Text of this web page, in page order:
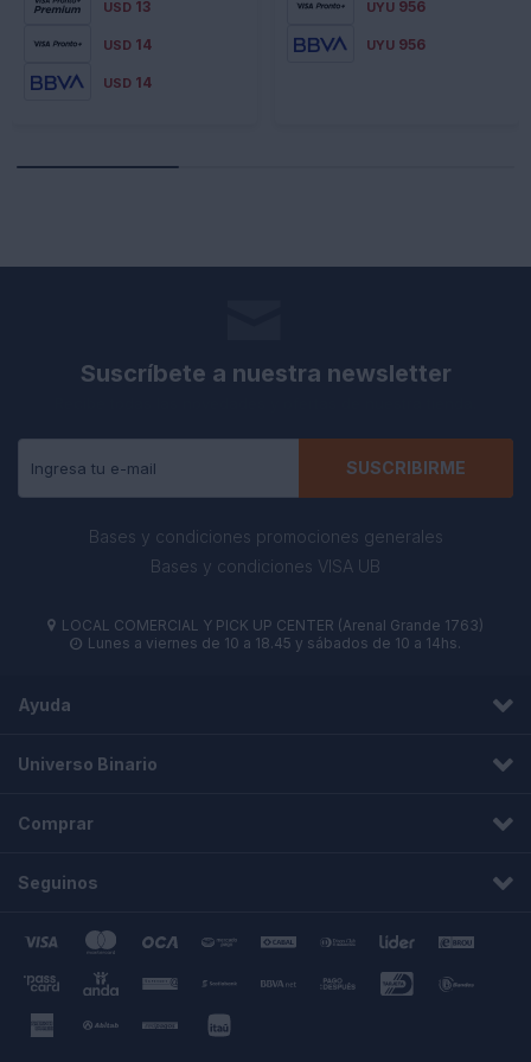
USD 13
USD 14
USD 14
UYU 956
UYU 956
Suscríbete a nuestra newsletter
SUSCRIBIRME
Bases y condiciones promociones generales
Bases y condiciones VISA UB
 LOCAL COMERCIAL Y PICK UP CENTER (Arenal Grande 1763)
 Lunes a viernes de 10 a 18.45 y sábados de 10 a 14hs.
Ayuda
Universo Binario
Comprar
Seguinos